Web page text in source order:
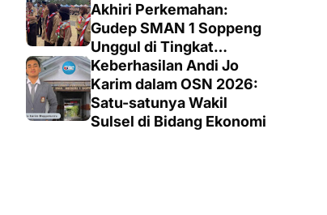
Akhiri Perkemahan:
Gudep SMAN 1 Soppeng
Unggul di Tingkat
Penegak
Keberhasilan Andi Jo
Karim dalam OSN 2026:
Satu-satunya Wakil
Sulsel di Bidang Ekonomi